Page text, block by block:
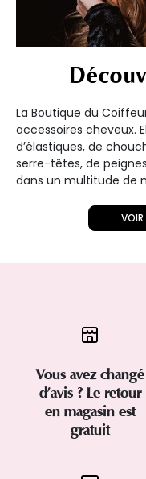
La Boutique du
accessoires cheveux.
d’élastiques, de
serre-têtes, de
dans un multitude de
VOIR
Vous avez changé
d’avis ? Le retour
en magasin est
gratuit